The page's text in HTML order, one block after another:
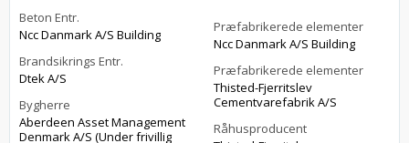
Beton Entr.
Ncc Danmark A/S Building
Brandsikrings Entr.
Dtek A/S
Bygherre
Aberdeen Asset Management
Denmark A/S (Under frivillig
Præfabrikerede elementer
Ncc Danmark A/S Building
Præfabrikerede elementer
Thisted-Fjerritslev
Cementvarefabrik A/S
Råhusproducent